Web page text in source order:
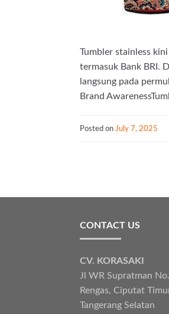
Tumbler stainless
termasuk Bank BRI.
langsung pada
Brand
Posted on July 7, 2025
CONTACT US
CV. KORASAKI
Jl WR Supratman
Rengas, Ciputat
Tangerang Selatan